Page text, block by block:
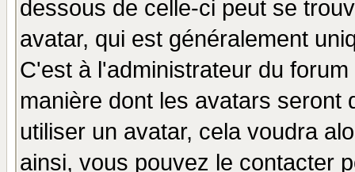
dessous de celle-ci peut se
avatar, qui est généralement
C'est à l'administrateur du
manière dont les avatars seront
utiliser un avatar, cela voudra
ainsi, vous pouvez le contacter